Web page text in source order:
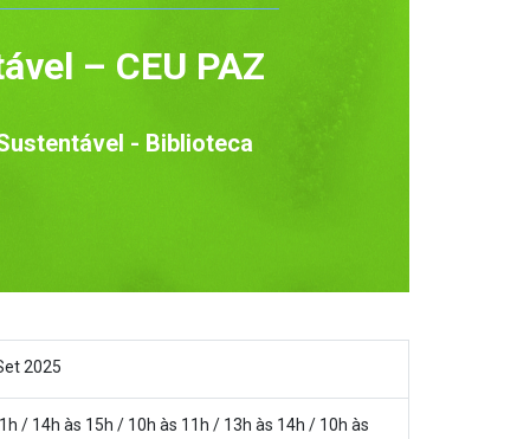
– CEU PAZ
- Biblioteca
2025
/ 14h às 15h / 10h às 11h / 13h às 14h / 10h às